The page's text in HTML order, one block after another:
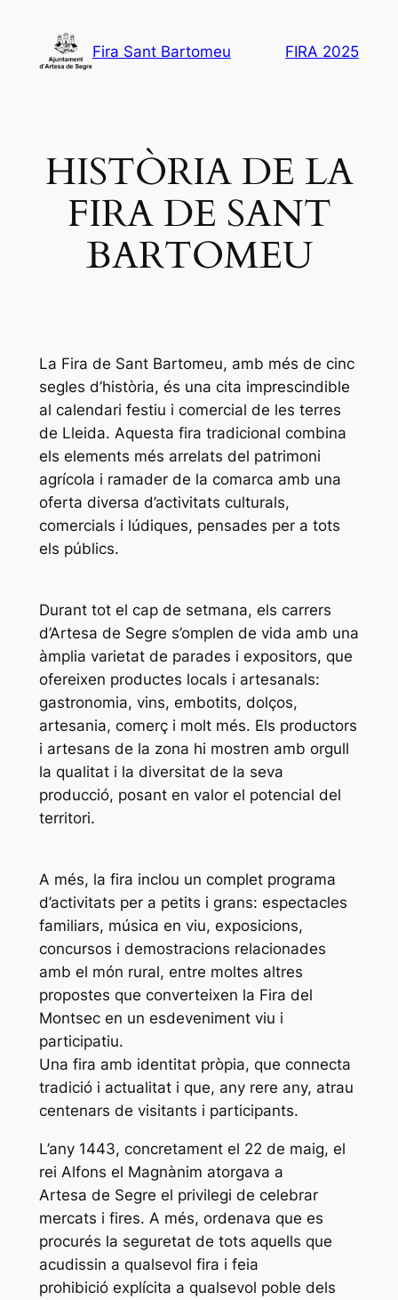
contingut
Fira Sant Bartomeu FIRA 2025
HISTÒRIA DE LA
FIRA DE SANT
BARTOMEU
La Fira de Sant Bartomeu, amb més de cinc
segles d’història, és una cita imprescindible
al calendari festiu i comercial de les terres
de Lleida. Aquesta fira tradicional combina
els elements més arrelats del patrimoni
agrícola i ramader de la comarca amb una
oferta diversa d’activitats culturals,
comercials i lúdiques, pensades per a tots
els públics.
Durant tot el cap de setmana, els carrers
d’Artesa de Segre s’omplen de vida amb una
àmplia varietat de parades i expositors, que
ofereixen productes locals i artesanals:
gastronomia, vins, embotits, dolços,
artesania, comerç i molt més. Els productors
i artesans de la zona hi mostren amb orgull
la qualitat i la diversitat de la seva
producció, posant en valor el potencial del
territori.
A més, la fira inclou un complet programa
d’activitats per a petits i grans: espectacles
familiars, música en viu, exposicions,
concursos i demostracions relacionades
amb el món rural, entre moltes altres
propostes que converteixen la Fira del
Montsec en un esdeveniment viu i
participatiu.
Una fira amb identitat pròpia, que connecta
tradició i actualitat i que, any rere any, atrau
centenars de visitants i participants.
L’any 1443, concretament el 22 de maig, el
rei Alfons el Magnànim atorgava a
Artesa de Segre el privilegi de celebrar
mercats i fires. A més, ordenava que es
procurés la seguretat de tots aquells que
acudissin a qualsevol fira i feia
prohibició explícita a qualsevol poble dels